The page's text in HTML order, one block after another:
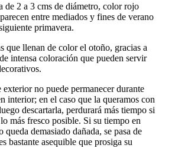
de 2 a 3 cms de diámetro, color rojo
entre mediados y fines de verano
primavera.
que llenan de color el otoño, gracias a
intensa coloración que pueden servir
no puede permanecer durante
interior; en el caso que la queramos con
descartarla, perdurará más tiempo si
más fresco posible. Si su tiempo en
demasiado dañada, se pasa de
bastante asequible que prosiga su